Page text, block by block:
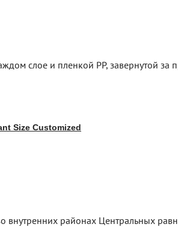
слое и пленкой PP, завернутой за
внутренних районах Центральных